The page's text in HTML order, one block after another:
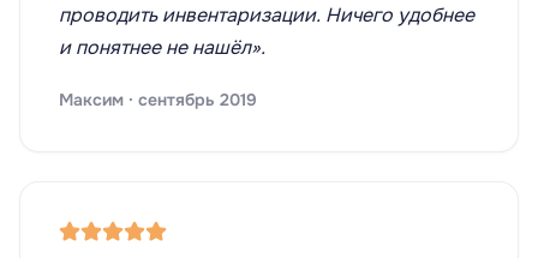
проводить инвентаризации. Ничего удобнее
и понятнее не нашёл».
Максим · сентябрь 2019